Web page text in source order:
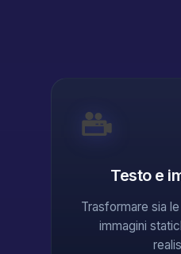
Testo e
Trasformare sia
immagini